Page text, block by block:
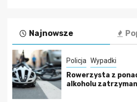
Najnowsze
Policja Wypadki
Rowerzysta z
alkoholu